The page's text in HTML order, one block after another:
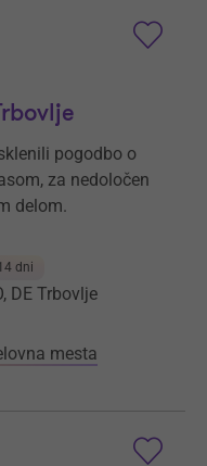
pogodbo o
za nedoločen
delom.
dni
DE Trbovlje
mesta